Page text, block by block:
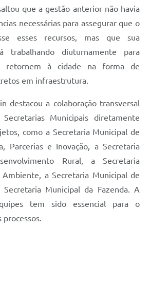
que a gestão anterior não havia
necessárias para assegurar que o
esses recursos, mas que sua
trabalhando diuturnamente para
retornem à cidade na forma de
em infraestrutura.
destacou a colaboração transversal
Municipais diretamente
como a Secretaria Municipal de
Parcerias e Inovação, a Secretaria
Rural, a Secretaria
a Secretaria Municipal de
Municipal da Fazenda. A
tem sido essencial para o
processos.